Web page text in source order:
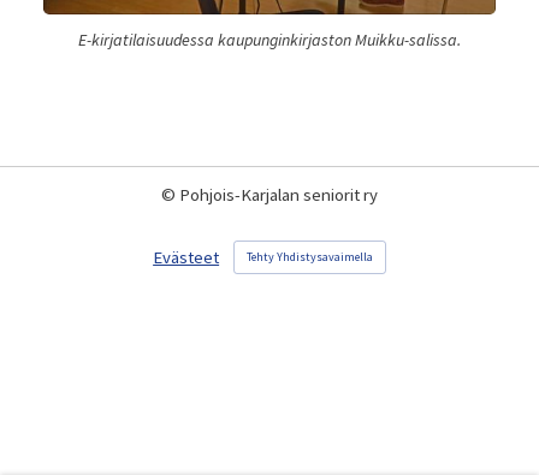
E-kirjatilaisuudessa kaupunginkirjaston Muikku-salissa.
© Pohjois-Karjalan seniorit ry
Evästeet Tehty Yhdistysavaimella